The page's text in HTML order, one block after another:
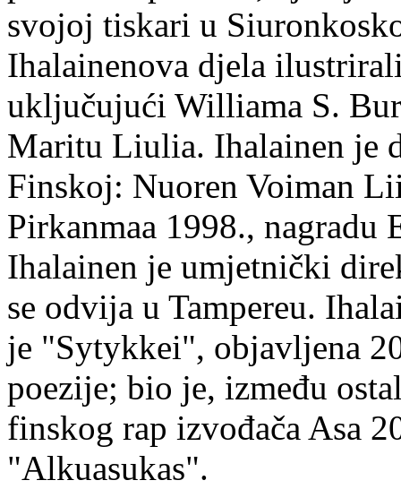
svojoj tiskari u
Ihalainenova djela
uključujući Williama S.
Maritu Liulia. Ihalainen je
Finskoj: Nuoren Voiman
Pirkanmaa 1998.,
Ihalainen je umjetnički
se odvija u Tampereu.
je "Sytykkei", objavljena
poezije; bio je, između
finskog rap izvođača Asa
"Alkuasukas".